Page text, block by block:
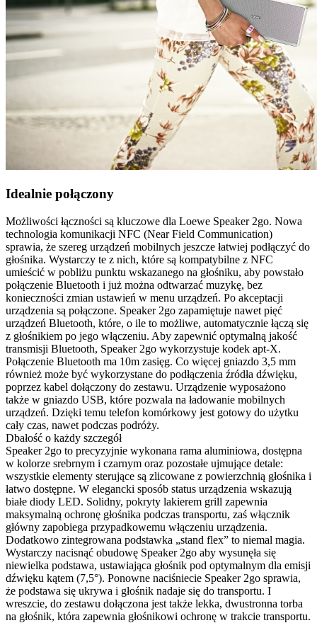
Idealnie połączony
Możliwości łączności są kluczowe dla Loewe Speaker 2go. Nowa
technologia komunikacji NFC (Near Field Communication)
sprawia, że szereg urządzeń mobilnych jeszcze łatwiej podłączyć do
głośnika. Wystarczy te z nich, które są kompatybilne z NFC
umieścić w pobliżu punktu wskazanego na głośniku, aby powstało
połączenie Bluetooth i już można odtwarzać muzykę, bez
konieczności zmian ustawień w menu urządzeń. Po akceptacji
urządzenia są połączone. Speaker 2go zapamiętuje nawet pięć
urządzeń Bluetooth, które, o ile to możliwe, automatycznie łączą się
z głośnikiem po jego włączeniu. Aby zapewnić optymalną jakość
transmisji Bluetooth, Speaker 2go wykorzystuje kodek apt-X.
Połączenie Bluetooth ma 10m zasięg. Co więcej gniazdo 3,5 mm
również może być wykorzystane do podłączenia źródła dźwięku,
poprzez kabel dołączony do zestawu. Urządzenie wyposażono
także w gniazdo USB, które pozwala na ładowanie mobilnych
urządzeń. Dzięki temu telefon komórkowy jest gotowy do użytku
cały czas, nawet podczas podróży.
Dbałość o każdy szczegół
Speaker 2go to precyzyjnie wykonana rama aluminiowa, dostępna
w kolorze srebrnym i czarnym oraz pozostałe ujmujące detale:
wszystkie elementy sterujące są zlicowane z powierzchnią głośnika i
łatwo dostępne. W elegancki sposób status urządzenia wskazują
białe diody LED. Solidny, pokryty lakierem grill zapewnia
maksymalną ochronę głośnika podczas transportu, zaś włącznik
główny zapobiega przypadkowemu włączeniu urządzenia.
Dodatkowo zintegrowana podstawka „stand flex” to niemal magia.
Wystarczy nacisnąć obudowę Speaker 2go aby wysunęła się
niewielka podstawa, ustawiająca głośnik pod optymalnym dla emisji
dźwięku kątem (7,5°). Ponowne naciśniecie Speaker 2go sprawia,
że podstawa się ukrywa i głośnik nadaje się do transportu. I
wreszcie, do zestawu dołączona jest także lekka, dwustronna torba
na głośnik, która zapewnia głośnikowi ochronę w trakcie transportu.